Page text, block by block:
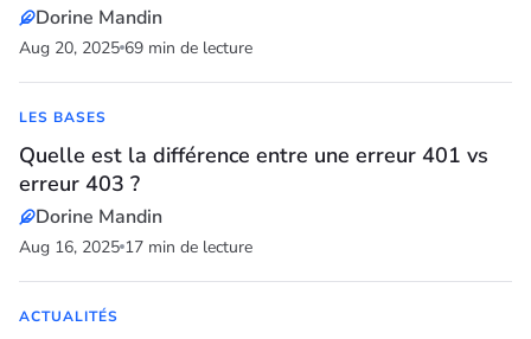
Dorine Mandin
Aug 20, 2025 69 min de lecture
LES BASES
Quelle est la différence entre une erreur 401 vs
erreur 403 ?
Dorine Mandin
Aug 16, 2025 17 min de lecture
ACTUALITÉS